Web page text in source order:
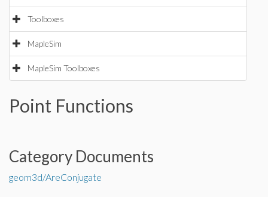
Toolboxes
MapleSim
MapleSim Toolboxes
Point Functions
Category Documents
geom3d/AreConjugate